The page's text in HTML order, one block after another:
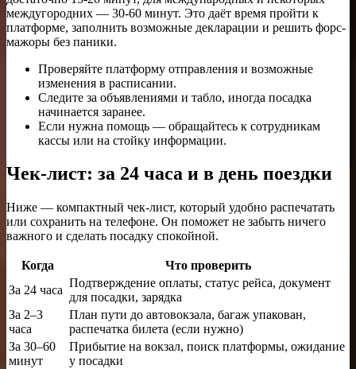
междугородних — 30-60 минут. Это даёт время пройти к
платформе, заполнить возможные декларации и решить форс-
мажоры без паники.
Проверяйте платформу отправления и возможные
изменения в расписании.
Следите за объявлениями и табло, иногда посадка
начинается заранее.
Если нужна помощь — обращайтесь к сотрудникам
кассы или на стойку информации.
Чек-лист: за 24 часа и в день поездки
Ниже — компактный чек-лист, который удобно распечатать
или сохранить на телефоне. Он поможет не забыть ничего
важного и сделать посадку спокойной.
Когда
Что проверить
За 24 часа
Подтверждение оплаты, статус рейса, документ
для посадки, зарядка
За 2–3
часа
План пути до автовокзала, багаж упакован,
распечатка билета (если нужно)
За 30–60
минут
Прибытие на вокзал, поиск платформы, ожидание
у посадки